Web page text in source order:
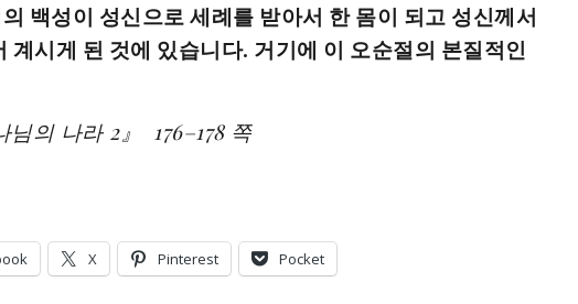
백성이 성신으로 세례를 받아서 한 몸이 되고 성신께서
계시게 된 것에 있습니다. 거기에 이 오순절의 본질적인
의 나라 2』 176–178 쪽
X Pinterest Pocket